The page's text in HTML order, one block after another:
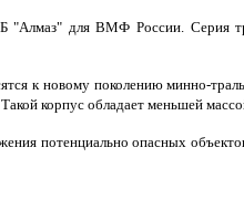
"Алмаз" для ВМФ России. Серия
к новому поколению минно-
корпус обладает меньшей
потенциально опасных